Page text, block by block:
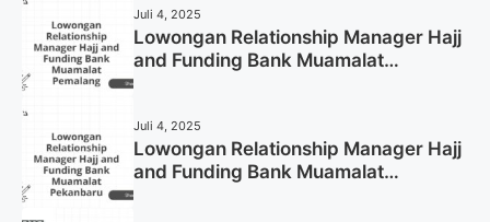
Juli 4, 2025
Lowongan Relationship Manager Hajj
and Funding Bank Muamalat
Juli 4, 2025
Lowongan Relationship Manager Hajj
and Funding Bank Muamalat